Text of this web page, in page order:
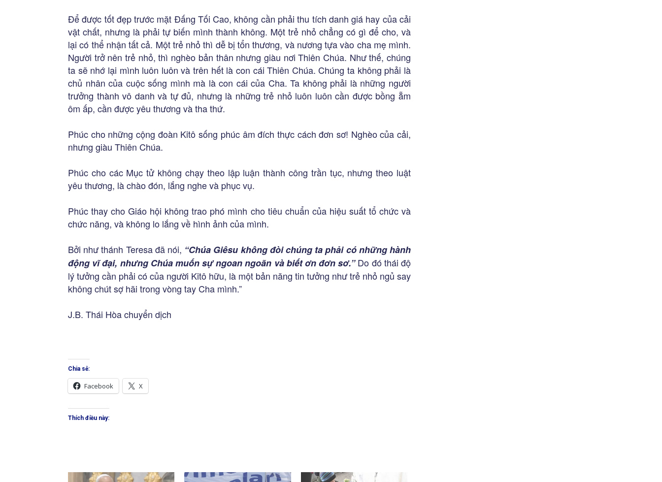
Để được tốt đẹp trước mặt Đấng Tối Cao, không cần phải thu tích danh giá hay của cải
vật chất, nhưng là phải tự biến mình thành không. Một trẻ nhỏ chẳng có gì để cho, và
lại có thể nhận tất cả. Một trẻ nhỏ thì dễ bị tổn thương, và nương tựa vào cha mẹ mình.
Người trở nên trẻ nhỏ, thì nghèo bản thân nhưng giàu nơi Thiên Chúa. Như thế, chúng
ta sẽ nhớ lại mình luôn luôn và trên hết là con cái Thiên Chúa. Chúng ta không phải là
chủ nhân của cuộc sống mình mà là con cái của Cha. Ta không phải là những người
trưởng thành vô danh và tự đủ, nhưng là những trẻ nhỏ luôn luôn cần được bồng ẵm
ôm ấp, cần được yêu thương và tha thứ.
Phúc cho những cộng đoàn Kitô sống phúc âm đích thực cách đơn sơ! Nghèo của cải,
nhưng giàu Thiên Chúa.
Phúc cho các Mục tử không chạy theo lập luận thành công trần tục, nhưng theo luật
yêu thương, là chào đón, lắng nghe và phục vụ.
Phúc thay cho Giáo hội không trao phó mình cho tiêu chuẩn của hiệu suất tổ chức và
chức năng, và không lo lắng về hình ảnh của mình.
Bởi như thánh Teresa đã nói, “Chúa Giêsu không đòi chúng ta phải có những hành
động vĩ đại, nhưng Chúa muốn sự ngoan ngoãn và biết ơn đơn sơ.”Do đó thái độ
lý tưởng cần phải có của người Kitô hữu, là một bản năng tin tưởng như trẻ nhỏ ngủ say
không chút sợ hãi trong vòng tay Cha mình.”
J.B. Thái Hòa chuyển dịch
Chia sẻ:
Facebook X
Thích điều này: